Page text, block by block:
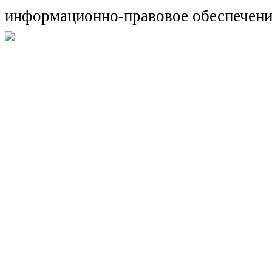
информационно-правовое